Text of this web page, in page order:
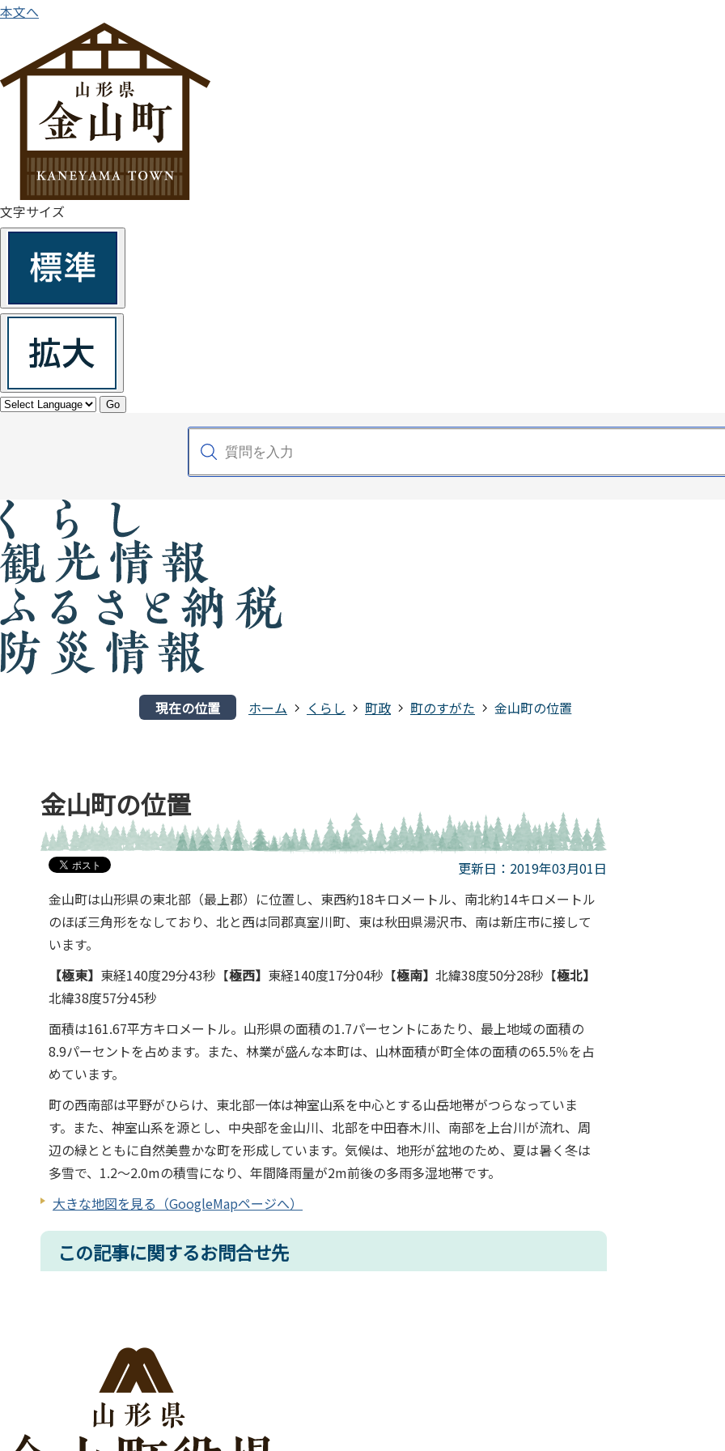
本文へ
文字サイズ
Go
現在の位置 ホーム くらし 町政 町のすがた 金山町の位置
金山町の位置
更新日：2019年03月01日
金山町は山形県の東北部（最上郡）に位置し、東西約18キロメートル、南北約14キロメートル
のほぼ三角形をなしており、北と西は同郡真室川町、東は秋田県湯沢市、南は新庄市に接して
います。
【極東】 東経140度29分43秒【極西】 東経140度17分04秒【極南】 北緯38度50分28秒【極北】
北緯38度57分45秒
面積は161.67平方キロメートル。山形県の面積の1.7パーセントにあたり、最上地域の面積の
8.9パーセントを占めます。また、林業が盛んな本町は、山林面積が町全体の面積の65.5％を占
めています。
町の西南部は平野がひらけ、東北部一体は神室山系を中心とする山岳地帯がつらなっていま
す。また、神室山系を源とし、中央部を金山川、北部を中田春木川、南部を上台川が流れ、周
辺の緑とともに自然美豊かな町を形成しています。気候は、地形が盆地のため、夏は暑く冬は
多雪で、1.2〜2.0mの積雪になり、年間降雨量が2m前後の多雨多湿地帯です。
大きな地図を見る（GoogleMapページへ）
この記事に関するお問合せ先